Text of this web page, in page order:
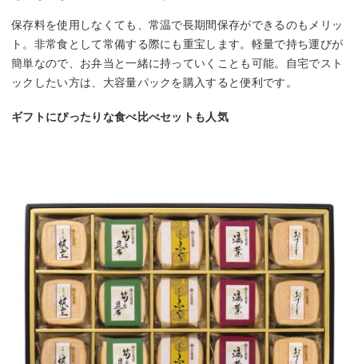
保存料を使用しなくても、常温で長期間保存ができるのもメリッ
ト。非常食として常備する際にも重宝します。軽量で持ち運びが
簡単なので、お弁当と一緒に持っていくことも可能。自宅でスト
ックしたい方は、大容量パックを購入すると便利です。
ギフトにぴったりな食べ比べセットも人気